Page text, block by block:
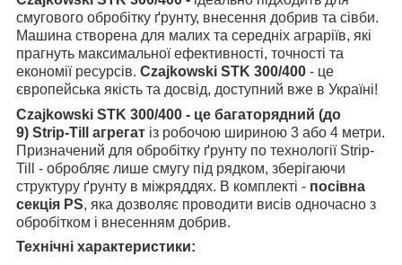
смугового обробітку ґрунту, внесення добрив та сівби.
Машина створена для малих та середніх аграріїв, які
прагнуть максимальної ефективності, точності та
економії ресурсів. Czajkowski STK 300/400 - це
європейська якість та досвід, доступний вже в Україні!
Czajkowskі STK 300/400 - це багаторядний (до
9) Strip-Till агрегат із робочою шириною 3 або 4 метри.
Призначений для обробітку ґрунту по технології Strip-
Till - обробляє лише смугу під рядком, зберігаючи
структуру ґрунту в міжряддях. В комплекті - посівна
секція PS, яка дозволяє проводити висів одночасно з
обробітком і внесенням добрив.
Технічні характеристики: